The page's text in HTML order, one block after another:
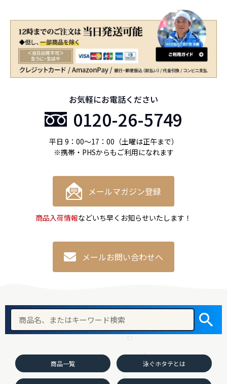
お気軽にお電話ください
0120-26-5749
平日 9：00〜17：00（土曜は正午まで）
※携帯・PHSからもご利用になれます
メールマガジン登録
商品入荷情報などいち早くお知らせいたします！
メールお問い合わせへ
商品一覧 泳ぐホタテとは